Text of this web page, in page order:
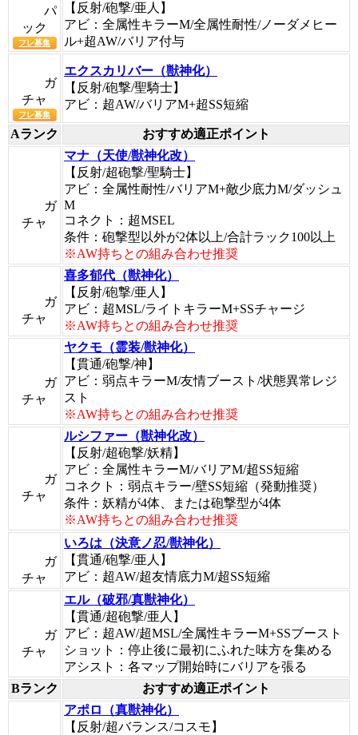
パ
ック
フレ募集
【反射/砲撃/亜人】
アビ：全属性キラーM/全属性耐性/ノーダメヒー
ル+超AW/バリア付与
ガ
チャ
フレ募集
エクスカリバー（獣神化）
【反射/砲撃/聖騎士】
アビ：超AW/バリアM+超SS短縮
Aランク おすすめ適正ポイント
ガ
チャ
マナ（天使/獣神化改）
【反射/超砲撃/聖騎士】
アビ：全属性耐性/バリアM+敵少底力M/ダッシュ
M
コネクト：超MSEL
条件：砲撃型以外が2体以上/合計ラック100以上
※AW持ちとの組み合わせ推奨
ガ
チャ
喜多郁代（獣神化）
【反射/砲撃/亜人】
アビ：超MSL/ライトキラーM+SSチャージ
※AW持ちとの組み合わせ推奨
ガ
チャ
ヤクモ（霊装/獣神化）
【貫通/砲撃/神】
アビ：弱点キラーM/友情ブースト/状態異常レジ
スト
※AW持ちとの組み合わせ推奨
ガ
チャ
ルシファー（獣神化改）
【反射/超砲撃/妖精】
アビ：全属性キラーM/バリアM/超SS短縮
コネクト：弱点キラー/壁SS短縮（発動推奨）
条件：妖精が4体、または砲撃型が4体
※AW持ちとの組み合わせ推奨
ガ
チャ
いろは（決意ノ忍/獣神化）
【貫通/砲撃/亜人】
アビ：超AW/超友情底力M/超SS短縮
ガ
チャ
エル（破邪/真獣神化）
【貫通/超砲撃/亜人】
アビ：超AW/超MSL/全属性キラーM+SSブースト
ショット：停止後に最初にふれた味方を集める
アシスト：各マップ開始時にバリアを張る
Bランク
おすすめ適正ポイント
アポロ（真獣神化）
【反射/超バランス/コスモ】